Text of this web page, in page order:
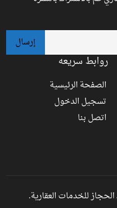
روابط سريعه
الصفحة الرئيسية
تسجيل الدخول
اتصل بنا